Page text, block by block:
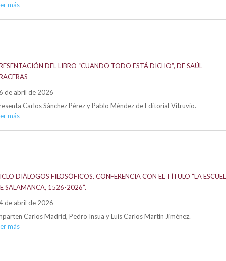
más
DEL LIBRO “CUANDO TODO ESTÁ DICHO”, DE SAÚL
de abril de 2026
Carlos Sánchez Pérez y Pablo Méndez de Editorial Vitruvio.
más
DIÁLOGOS FILOSÓFICOS. CONFERENCIA CON EL TÍTULO “LA
SALAMANCA, 1526-2026”.
de abril de 2026
Carlos Madrid, Pedro Insua y Luis Carlos Martín Jiménez.
más